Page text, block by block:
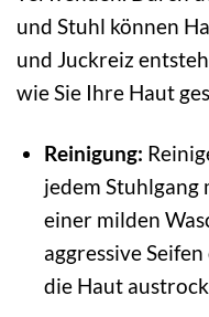
und Stuhl können
und Juckreiz
wie Sie Ihre Haut
Reinigung:
jedem Stuhlgang
einer milden
aggressive
die Haut